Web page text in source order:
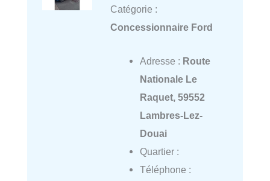
Catégorie :
Concessionnaire Ford
Adresse : Route
Nationale Le
Raquet, 59552
Lambres-Lez-
Douai
Quartier :
Téléphone :